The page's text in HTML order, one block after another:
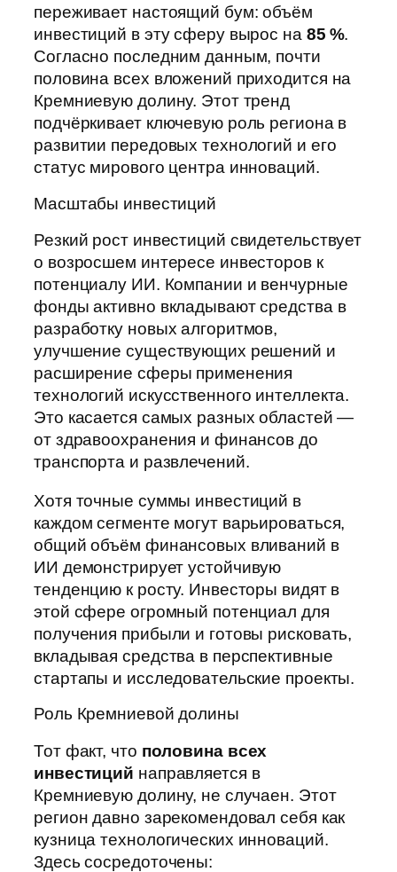
переживает настоящий бум: объём
инвестиций в эту сферу вырос на 85 %.
Согласно последним данным, почти
половина всех вложений приходится на
Кремниевую долину. Этот тренд
подчёркивает ключевую роль региона в
развитии передовых технологий и его
статус мирового центра инноваций.
Масштабы инвестиций
Резкий рост инвестиций свидетельствует
о возросшем интересе инвесторов к
потенциалу ИИ. Компании и венчурные
фонды активно вкладывают средства в
разработку новых алгоритмов,
улучшение существующих решений и
расширение сферы применения
технологий искусственного интеллекта.
Это касается самых разных областей —
от здравоохранения и финансов до
транспорта и развлечений.
Хотя точные суммы инвестиций в
каждом сегменте могут варьироваться,
общий объём финансовых вливаний в
ИИ демонстрирует устойчивую
тенденцию к росту. Инвесторы видят в
этой сфере огромный потенциал для
получения прибыли и готовы рисковать,
вкладывая средства в перспективные
стартапы и исследовательские проекты.
Роль Кремниевой долины
Тот факт, что половина всех
инвестиций направляется в
Кремниевую долину, не случаен. Этот
регион давно зарекомендовал себя как
кузница технологических инноваций.
Здесь сосредоточены: